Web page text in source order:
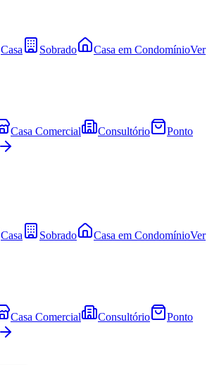
Casa Sobrado Casa em CondomínioVer
Casa Comercial Consultório
Ponto
Casa Sobrado Casa em CondomínioVer
Casa Comercial Consultório
Ponto